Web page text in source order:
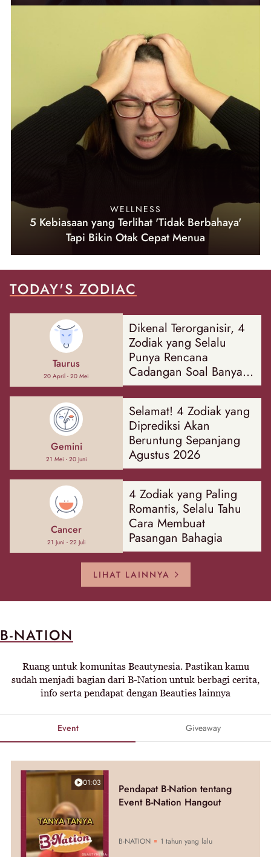
WELLNESS
5 Kebiasaan yang Terlihat 'Tidak Berbahaya'
Tapi Bikin Otak Cepat Menua
TODAY'S ZODIAC
Taurus
20 April - 20 Mei
Dikenal Terorganisir, 4
Zodiak yang Selalu
Punya Rencana
Cadangan Soal Banyak
Hal
Gemini
21 Mei - 20 Juni
Selamat! 4 Zodiak yang
Diprediksi Akan
Beruntung Sepanjang
Agustus 2026
Cancer
21 Juni - 22 Juli
4 Zodiak yang Paling
Romantis, Selalu Tahu
Cara Membuat
Pasangan Bahagia
LIHAT LAINNYA
B-NATION
Ruang untuk komunitas Beautynesia. Pastikan kamu
sudah menjadi bagian dari B-Nation untuk berbagi cerita,
info serta pendapat dengan Beauties lainnya
Event Giveaway
01:03
Pendapat B-Nation tentang
Event B-Nation Hangout
B-NATION 1 tahun yang lalu